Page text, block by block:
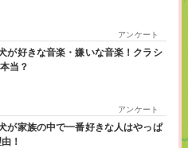
アンケート
が好きな音楽・嫌いな音楽！クラシ
当？
アンケート
が家族の中で一番好きな人はやっぱ
！